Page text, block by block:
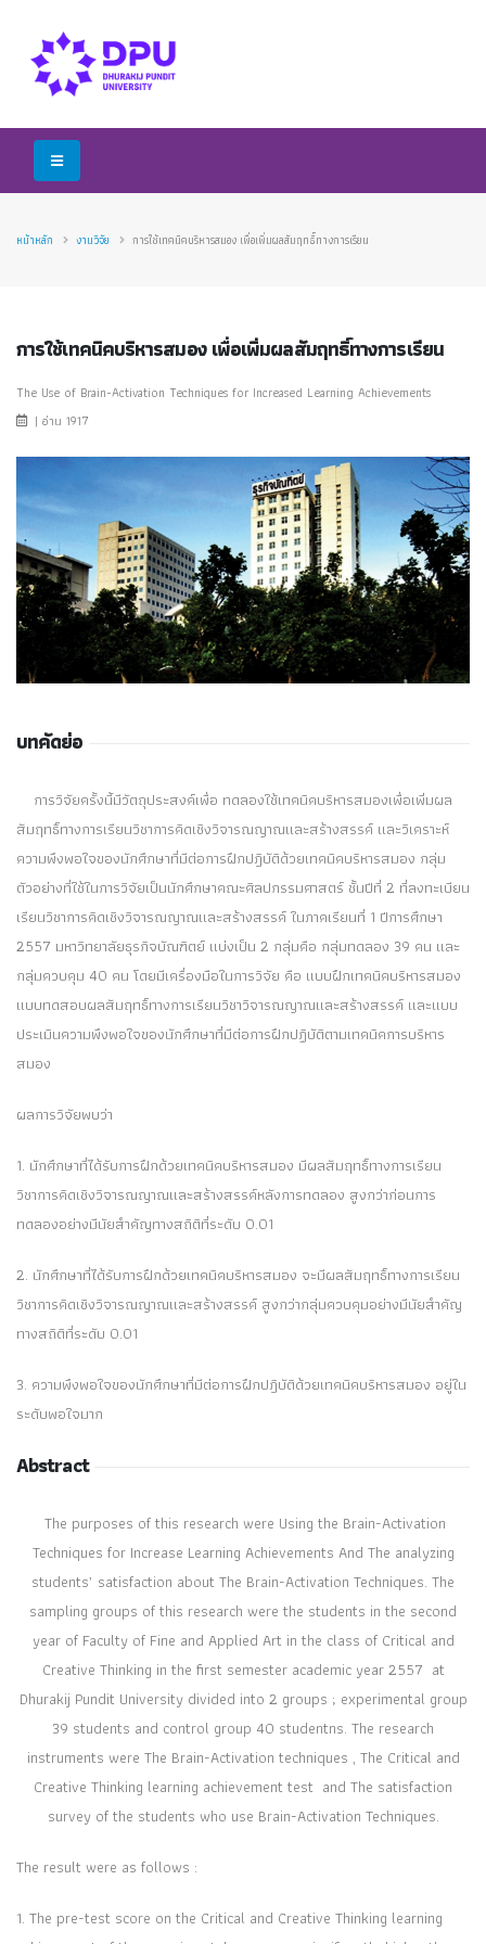
หน้าหลัก งานวิจัย การใช้เทคนิคบริหารสมอง เพื่อเพิ่มผลสัมฤทธิ์ทางการเรียน
การใช้เทคนิคบริหารสมอง เพื่อเพิ่มผลสัมฤทธิ์ทางการเรียน
The Use of Brain-Activation Techniques for Increased Learning Achievements
| อ่าน 1917
บทคัดย่อ
การวิจัยครั้งนี้มีวัตถุประสงค์เพื่อ ทดลองใช้เทคนิคบริหารสมองเพื่อเพิ่มผล
สัมฤทธิ์ทางการเรียนวิชาการคิดเชิงวิจารณญาณและสร้างสรรค์ และวิเคราะห์
ความพึงพอใจของนักศึกษาที่มีต่อการฝึกปฎิบัติด้วยเทคนิคบริหารสมอง กลุ่ม
ตัวอย่างที่ใช้ในการวิจัยเป็นนักศึกษาคณะศิลปกรรมศาสตร์ ชั้นปีที่ 2 ที่ลงทะเบียน
เรียนวิชาการคิดเชิงวิจารณญาณและสร้างสรรค์ ในภาคเรียนที่ 1 ปีการศึกษา
2557 มหาวิทยาลัยธุรกิจบัณฑิตย์ แบ่งเป็น 2 กลุ่มคือ กลุ่มทดลอง 39 คน และ
กลุ่มควบคุม 40 คน โดยมีเครื่องมือในการวิจัย คือ แบบฝึกเทคนิคบริหารสมอง
แบบทดสอบผลสัมฤทธิ์ทางการเรียนวิชาวิจารณญาณและสร้างสรรค์ และแบบ
ประเมินความพึงพอใจของนักศึกษาที่มีต่อการฝึกปฏิบัติตามเทคนิคการบริหาร
สมอง
ผลการวิจัยพบว่า
1. นักศึกษาที่ได้รับการฝึกด้วยเทคนิคบริหารสมอง มีผลสัมฤทธิ์ทางการเรียน
วิชาการคิดเชิงวิจารณญาณและสร้างสรรค์หลังการทดลอง สูงกว่าก่อนการ
ทดลองอย่างมีนัยสำคัญทางสถิติที่ระดับ 0.01
2. นักศึกษาที่ได้รับการฝึกด้วยเทคนิคบริหารสมอง จะมีผลสัมฤทธิ์ทางการเรียน
วิชาการคิดเชิงวิจารณญาณและสร้างสรรค์ สูงกว่ากลุ่มควบคุมอย่างมีนัยสำคัญ
ทางสถิติที่ระดับ 0.01
3. ความพึงพอใจของนักศึกษาที่มีต่อการฝึกปฎิบัติด้วยเทคนิคบริหารสมอง อยู่ใน
ระดับพอใจมาก
Abstract
The purposes of this research were Using the Brain-Activation
Techniques for Increase Learning Achievements And The analyzing
students’ satisfaction about The Brain-Activation Techniques. The
sampling groups of this research were the students in the second
year of Faculty of Fine and Applied Art in the class of Critical and
Creative Thinking in the first semester academic year 2557 at
Dhurakij Pundit University divided into 2 groups ; experimental group
39 students and control group 40 studentns. The research
instruments were The Brain-Activation techniques , The Critical and
Creative Thinking learning achievement test and The satisfaction
survey of the students who use Brain-Activation Techniques.
The result were as follows :
1. The pre-test score on the Critical and Creative Thinking learning